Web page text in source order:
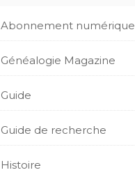
Abonnement numérique
Généalogie Magazine
Guide
Guide de recherche
Histoire